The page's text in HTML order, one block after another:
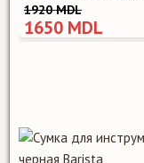
1920 MDL
1650 MDL